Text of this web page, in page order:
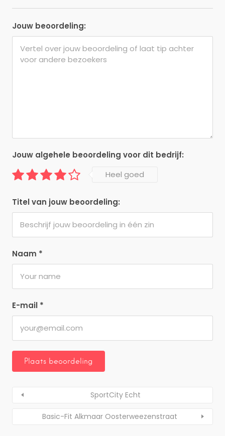
Jouw beoordeling:
Naam *
E-mail *
Jouw algehele beoordeling voor dit bedrijf:
Heel goed
Titel van jouw beoordeling:
SportCity Echt
Basic-Fit Alkmaar Oosterweezenstraat